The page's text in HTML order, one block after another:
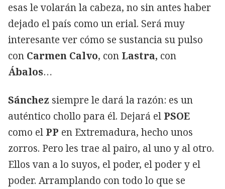
esas le volarán la cabeza, no sin antes haber
dejado el país como un erial. Será muy
interesante ver cómo se sustancia su pulso
con Carmen Calvo, con Lastra, con
Ábalos…
Sánchez siempre le dará la razón: es un
auténtico chollo para él. Dejará el PSOE
como el PP en Extremadura, hecho unos
zorros. Pero les trae al pairo, al uno y al otro.
Ellos van a lo suyos, el poder, el poder y el
poder. Arramplando con todo lo que se